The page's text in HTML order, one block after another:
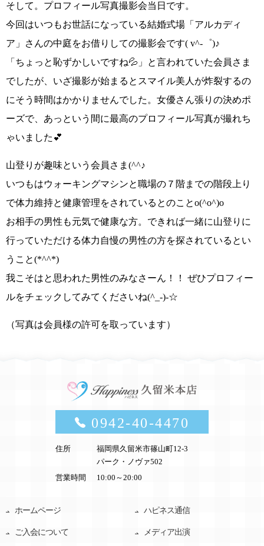
そして。プロフィール写真撮影会当日です。
今回はいつもお世話になっている結婚式場 「アルカディ
ア」
さんの中庭をお借りしての撮影会です( v^-゜)♪
「ちょっと恥ずかしいですね💦」
と言われていた会員さま
でしたが、いざ撮影が始まると スマイル美人が炸裂するの
にそう時間はかかりませんでした。 女優さん張りの決めポ
ーズで、あっという間に最高のプロフィール写真が撮れち
ゃいました💕
山登りが趣味という会員さま (^^♪
いつもはウォーキングマシンと職場の７階までの階段上り
で体力維持と健康管理をされているとのことo(^o^)o
お相手の男性も元気で健康な方。できれば一緒に山登りに
行っていただける体力自慢の男性の方を探されているとい
うこと(*^^*)
我こそはと思われた男性のみなさーん！！
ぜひプロフィー
ルをチェックしてみてくださいね(^_-)-☆
（写真は会員様の許可を取っています）
0942-40-4470
住所
福岡県久留米市篠山町12-3
パーク・ノヴァ502
営業時間
10:00～20:00
ホームページ
ご入会について
ハピネス通信
メディア出演